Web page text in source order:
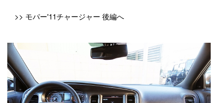
>> モパー'11チャージャー 後編へ